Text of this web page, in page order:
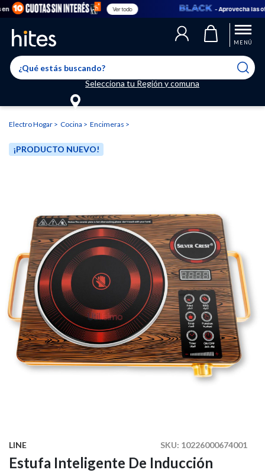
Ver todo - Aprovecha las
MENÚ
Selecciona tu Región y comuna
El producto ha sido eliminado correctamente
El producto ha sido agregado a tu lista de favoritos correctamente
Llegaste al límite de productos favoritos permitidos, para agregar
uno nuevo ingresa a “Mi cuenta” y elimina los que ya no necesitas.
Electro Hogar Cocina Encimeras
¡PRODUCTO NUEVO!
SKU: 10226000674001
LINE
Estufa Inteligente De Inducción